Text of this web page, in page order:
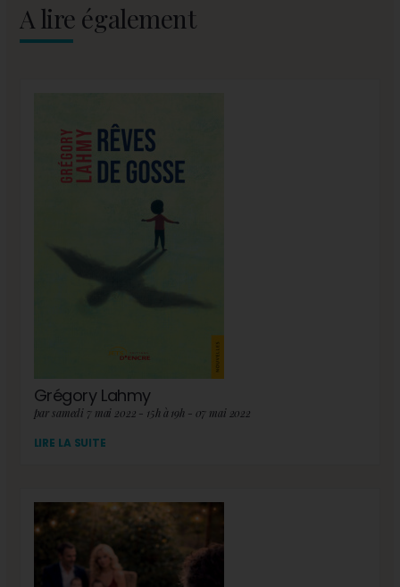
A lire également
Grégory Lahmy
par samedi 7 mai 2022 - 15h à 19h - 07 mai 2022
LIRE LA SUITE